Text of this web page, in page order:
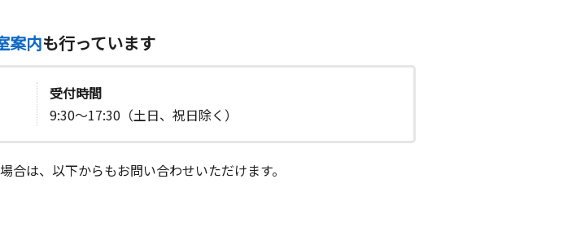
案内も行っています
受付時間
9:30～17:30（土日、祝日除く）
は、以下からもお問い合わせいただけます。